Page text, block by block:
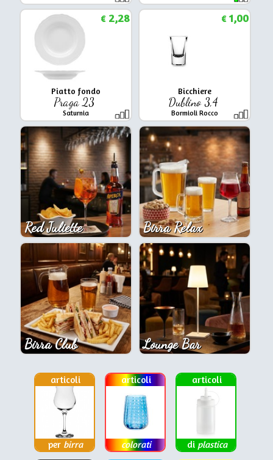
Piatto fondo
Praga 23
Saturnia
€2,28
Bicchiere
Dublino 3,4
Bormioli Rocco
€1,00
Red Juliette Birra Relax
Birra Club Lounge Bar
articoli
per birra
articoli
colorati
articoli
di plastica